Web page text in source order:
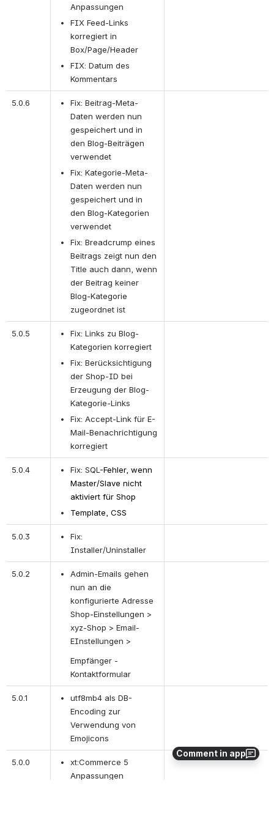
Comment in app
Anpassungen
FIX Feed-Links
korregiert in
Box/Page/Header
FIX: Datum des
Kommentars
5.0.6
Fix: Beitrag-Meta-
Daten werden nun
gespeichert und in
den Blog-Beiträgen
verwendet
Fix: Kategorie-Meta-
Daten werden nun
gespeichert und in
den Blog-Kategorien
verwendet
Fix: Breadcrump eines
Beitrags zeigt nun den
Title auch dann, wenn
der Beitrag keiner
Blog-Kategorie
zugeordnet ist
5.0.5
Fix: Links zu Blog-
Kategorien korregiert
Fix: Berücksichtigung
der Shop-ID bei
Erzeugung der Blog-
Kategorie-Links
Fix: Accept-Link für E-
Mail-Benachrichtigung
korregiert
5.0.4 Fix: SQL -Fehler, wenn
Master/Slave nicht
aktiviert für Shop
Template, CSS
5.0.3
Fix:
Installer/Uninstaller
5.0.2
Admin-Emails gehen
nun an die
konfigurierte Adresse
Shop-Einstellungen >
xyz-Shop > Email-
EInstellungen >
Empfänger -
Kontaktformular
5.0.1
utf8mb4 als DB-
Encoding zur
Verwendung von
Emojicons
5.0.0
xt:Commerce 5
Anpassungen